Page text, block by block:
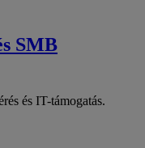
SMB
és IT-támogatás.